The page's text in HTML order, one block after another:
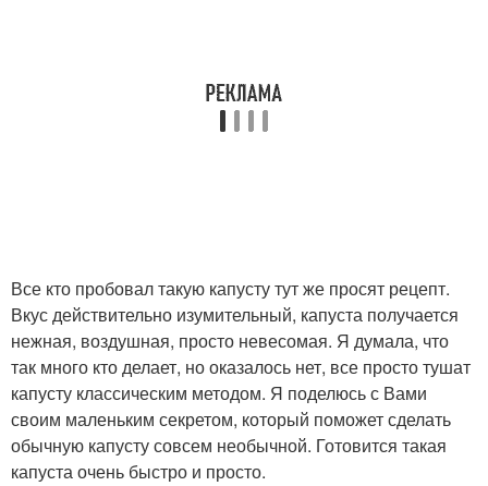
Все кто пробовал такую капусту тут же просят рецепт.
Вкус действительно изумительный, капуста получается
нежная, воздушная, просто невесомая. Я думала, что
так много кто делает, но оказалось нет, все просто тушат
капусту классическим методом. Я поделюсь с Вами
своим маленьким секретом, который поможет сделать
обычную капусту совсем необычной. Готовится такая
капуста очень быстро и просто.